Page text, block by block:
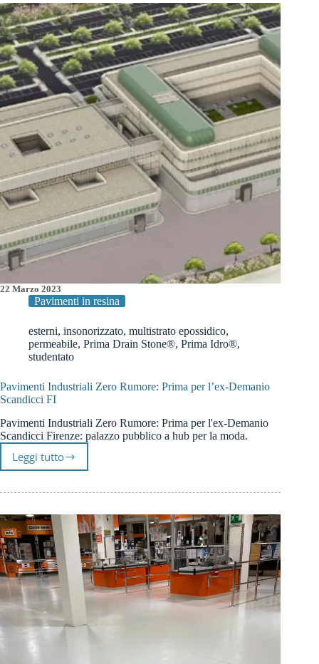
Juventus
Torino:
Nuovi
Pavimenti
in
Resina
Comfort
22 Marzo 2023
Pavimenti in resina
esterni, insonorizzato, multistrato epossidico,
permeabile, Prima Drain Stone®, Prima Idro®,
studentato
Pavimenti Industriali Zero Rumore: Prima per l’ex-Demanio
Scandicci FI
Pavimenti Industriali Zero Rumore: Prima per l'ex-Demanio
Scandicci Firenze: palazzo pubblico a hub per la moda.
Leggi tuttoPavimenti
Zero
Prima
per
l’ex-
Demanio
Scandicci
FI